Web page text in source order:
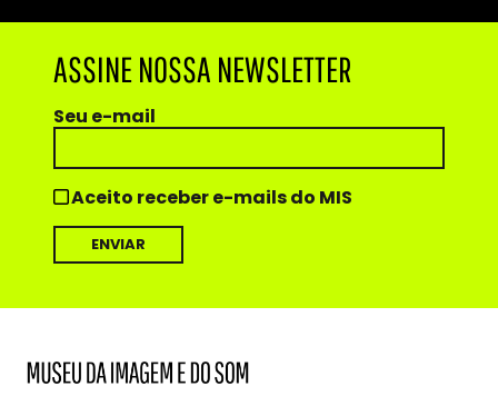
ASSINE NOSSA NEWSLETTER
Seu e-mail
Aceito receber e-mails do MIS